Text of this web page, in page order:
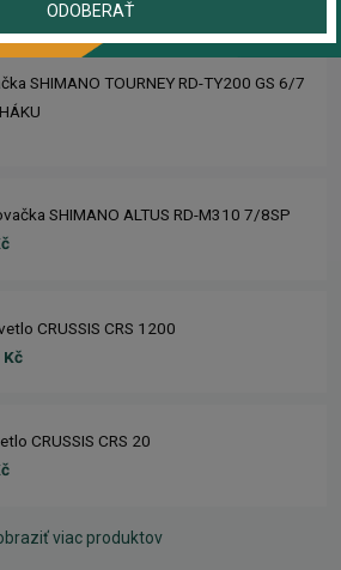
SHIMANO TOURNEY RD-TY200 GS 6/7
SHIMANO ALTUS RD-M310 7/8SP
CRUSSIS CRS 1200
Kč
CRUSSIS CRS 20
viac produktov
ODOBERAŤ